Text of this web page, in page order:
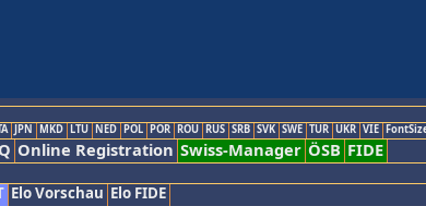
JPN MKD LTU NED POL POR ROU RUS SRB SVK SWE TUR UKR VIE
Online Registration Swiss-Manager ÖSB FIDE
Elo Vorschau Elo FIDE